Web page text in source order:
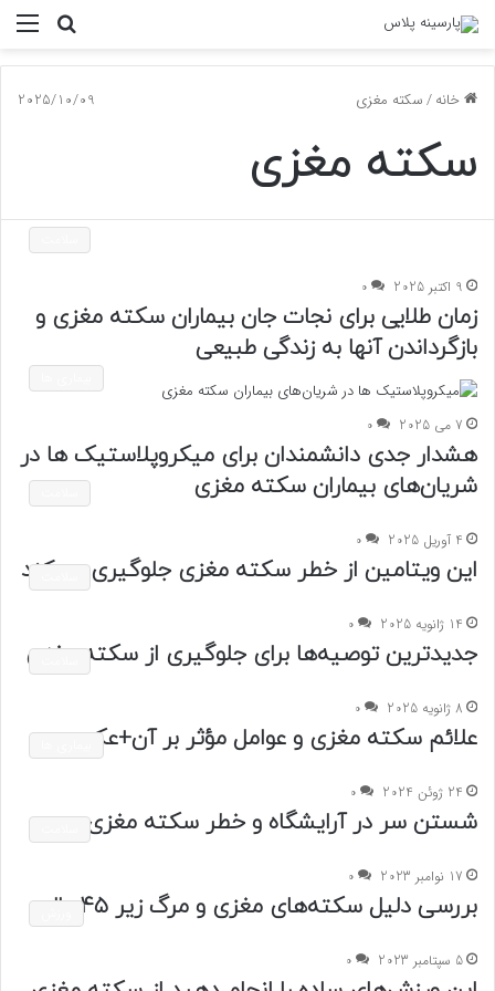
جستجو
خانه/سکته مغزی 2025/10/09
سکته مغزی
9 اکتبر 2025 0
زمان طلایی برای نجات جان بیماران سکته مغزی و
بازگرداندن آنها به زندگی طبیعی
7 می 2025 0
هشدار جدی دانشمندان برای میکروپلاستیک ها در
شریان‌های بیماران سکته مغزی
4 آوریل 2025 0
این ویتامین از خطر سکته مغزی جلوگیری می‌کند
14 ژانویه 2025 0
جدیدترین توصیه‌ها برای جلوگیری از سکته مغزی
8 ژانویه 2025 0
علائم سکته مغزی و عوامل مؤثر بر آن+عکس
24 ژوئن 2024 0
شستن سر در آرایشگاه و خطر سکته مغزی
17 نوامبر 2023 0
بررسی دلیل سکته‌های مغزی و مرگ زیر ۴۵سال
5 سپتامبر 2023 0